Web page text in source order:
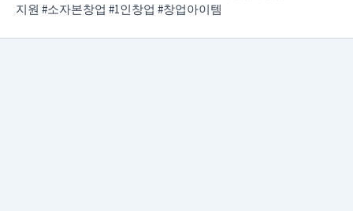
지원 #소자본창업 #1인창업 #창업아이템